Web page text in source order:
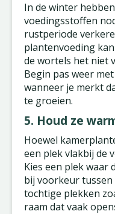
In de winter
voedingsstoffen
rustperiode
plantenvoeding
de wortels het niet
Begin pas weer
wanneer je merkt
te groeien.
5. Houd ze
Hoewel
een plek vlakbij de
Kies een plek
bij voorkeur tussen
tochtige plekken
raam dat vaak